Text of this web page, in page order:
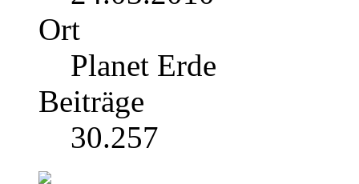
Ort
Planet Erde
Beiträge
30.257